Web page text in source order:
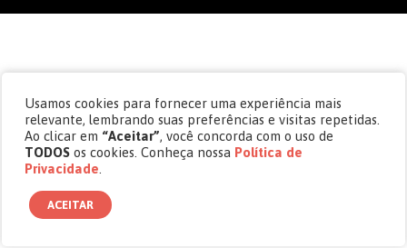
Usamos cookies para fornecer uma experiência mais
relevante, lembrando suas preferências e visitas repetidas.
Ao clicar em “Aceitar”, você concorda com o uso de
TODOS os cookies. Conheça nossa Política de
Privacidade
ACEITAR